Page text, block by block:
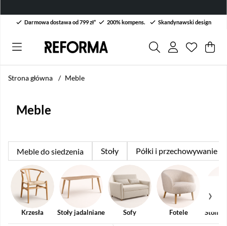
Darmowa dostawa od 799 zł* 200% kompens. Skandynawski design
Lista
Liczba w
. .
Strona główna Meble
Meble
Meble do siedzenia Stoły Półki i przechowywanie
Krzesła Stoły jadalniane Sofy Fotele Stoliki